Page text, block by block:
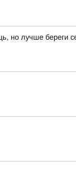
но лучше береги